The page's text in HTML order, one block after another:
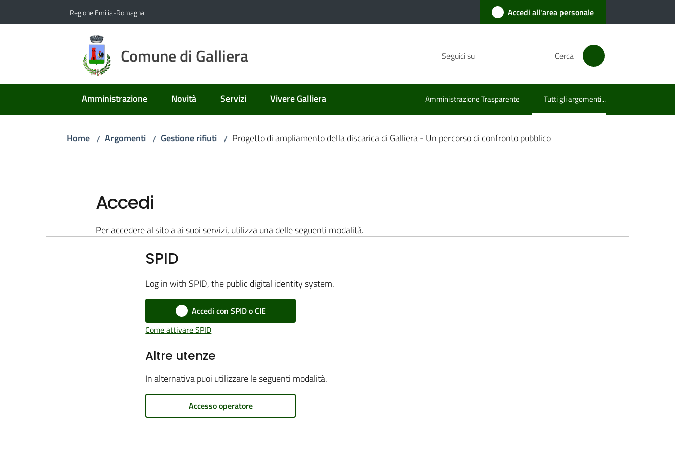
Regione Emilia-Romagna Accedi all'area personale
Comune di Galliera Seguici su Cerca
Amministrazione Novità Servizi Vivere Galliera Amministrazione Trasparente Tutti gli argomenti...
Menu selezionato
Home / Argomenti / Gestione rifiuti / Progetto di ampliamento della discarica di Galliera - Un percorso di confronto pubblico
Accedi
Per accedere al sito a ai suoi servizi, utilizza una delle seguenti modalità.
SPID
Log in with SPID, the public digital identity system.
Accedi con SPID o CIE
Come attivare SPID
Altre utenze
In alternativa puoi utilizzare le seguenti modalità.
Accesso operatore